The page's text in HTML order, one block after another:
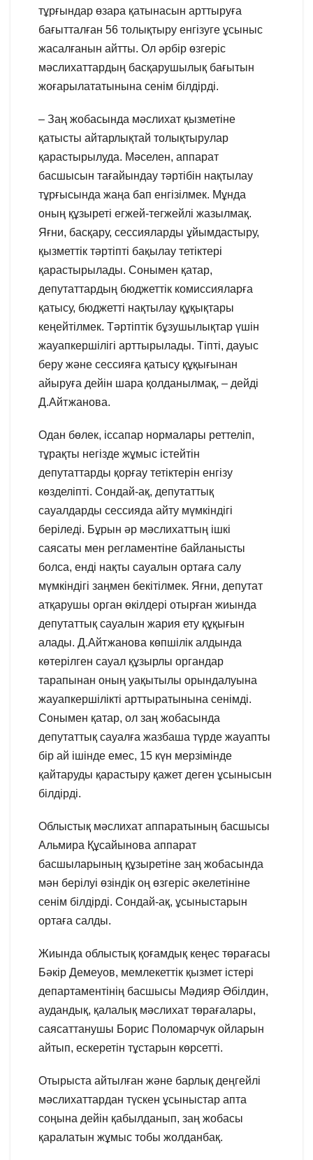
тұрғындар өзара қатынасын арттыруға
бағытталған 56 толықтыру енгізуге ұсыныс
жасалғанын айтты. Ол әрбір өзгеріс
мәслихаттардың басқарушылық бағытын
жоғарылататынына сенім білдірді.
– Заң жобасында мәслихат қызметіне
қатысты айтарлықтай толықтырулар
қарастырылуда. Мәселен, аппарат
басшысын тағайындау тәртібін нақтылау
тұрғысында жаңа бап енгізілмек. Мұнда
оның құзыреті егжей-тегжейлі жазылмақ.
Яғни, басқару, сессияларды ұйымдастыру,
қызметтік тәртіпті бақылау тетіктері
қарастырылады. Сонымен қатар,
депутаттардың бюджеттік комиссияларға
қатысу, бюджетті нақтылау құқықтары
кеңейтілмек. Тәртіптік бұзушылықтар үшін
жауапкершілігі арттырылады. Тіпті, дауыс
беру және сессияға қатысу құқығынан
айыруға дейін шара қолданылмақ, – дейді
Д.Айтжанова.
Одан бөлек, іссапар нормалары реттеліп,
тұрақты негізде жұмыс істейтін
депутаттарды қорғау тетіктерін енгізу
көзделіпті. Сондай-ақ, депутаттық
сауалдарды сессияда айту мүмкіндігі
беріледі. Бұрын әр мәслихаттың ішкі
саясаты мен регламентіне байланысты
болса, енді нақты сауалын ортаға салу
мүмкіндігі заңмен бекітілмек. Яғни, депутат
атқарушы орган өкілдері отырған жиында
депутаттық сауалын жария ету құқығын
алады. Д.Айтжанова көпшілік алдында
көтерілген сауал құзырлы органдар
тарапынан оның уақытылы орындалуына
жауапкершілікті арттыратынына сенімді.
Сонымен қатар, ол заң жобасында
депутаттық сауалға жазбаша түрде жауапты
бір ай ішінде емес, 15 күн мерзімінде
қайтаруды қарастыру қажет деген ұсынысын
білдірді.
Облыстық мәслихат аппаратының басшысы
Альмира Құсайынова аппарат
басшыларының құзыретіне заң жобасында
мән берілуі өзіндік оң өзгеріс әкелетініне
сенім білдірді. Сондай-ақ, ұсыныстарын
ортаға салды.
Жиында облыстық қоғамдық кеңес төрағасы
Бәкір Демеуов, мемлекеттік қызмет істері
департаментінің басшысы Мәдияр Әбілдин,
аудандық, қалалық мәслихат төрағалары,
саясаттанушы Борис Поломарчук ойларын
айтып, ескеретін тұстарын көрсетті.
Отырыста айтылған және барлық деңгейлі
мәслихаттардан түскен ұсыныстар апта
соңына дейін қабылданып, заң жобасы
қаралатын жұмыс тобы жолданбақ.